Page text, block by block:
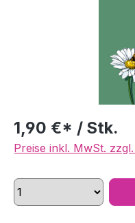
1,90 €* / Stk.
Preise inkl. MwSt.